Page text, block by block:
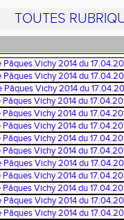
TOUTES